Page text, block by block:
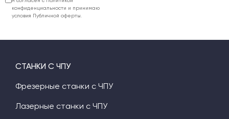
конфиденциальности и принимаю
условия Публичной оферты.
СТАНКИ С ЧПУ
Фрезерные станки с ЧПУ
Лазерные станки с ЧПУ